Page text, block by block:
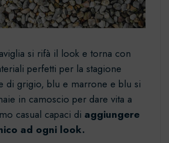
si rifà il look e torna con
perfetti per la stagione
di grigio, blu e marrone e blu si
in camoscio per dare vita a
casual capaci diaggiungere
ad ogni look.